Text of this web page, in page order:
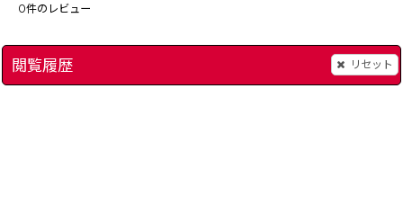
0件のレビュー
閲覧履歴 リセット